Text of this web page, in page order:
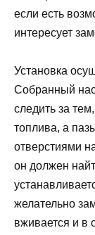
если есть
интересует
Установка
Собранный
следить за
топлива, а
отверстиями
он должен
желательно
вживается и в